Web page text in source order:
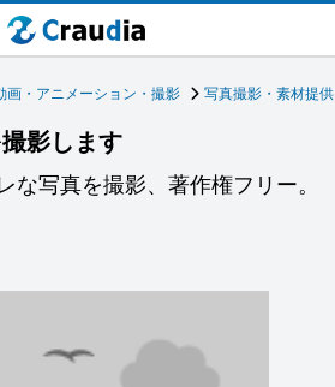
画・アニメーション・撮影 写真撮影・素材提供
影します
写真を撮影、著作権フリー。